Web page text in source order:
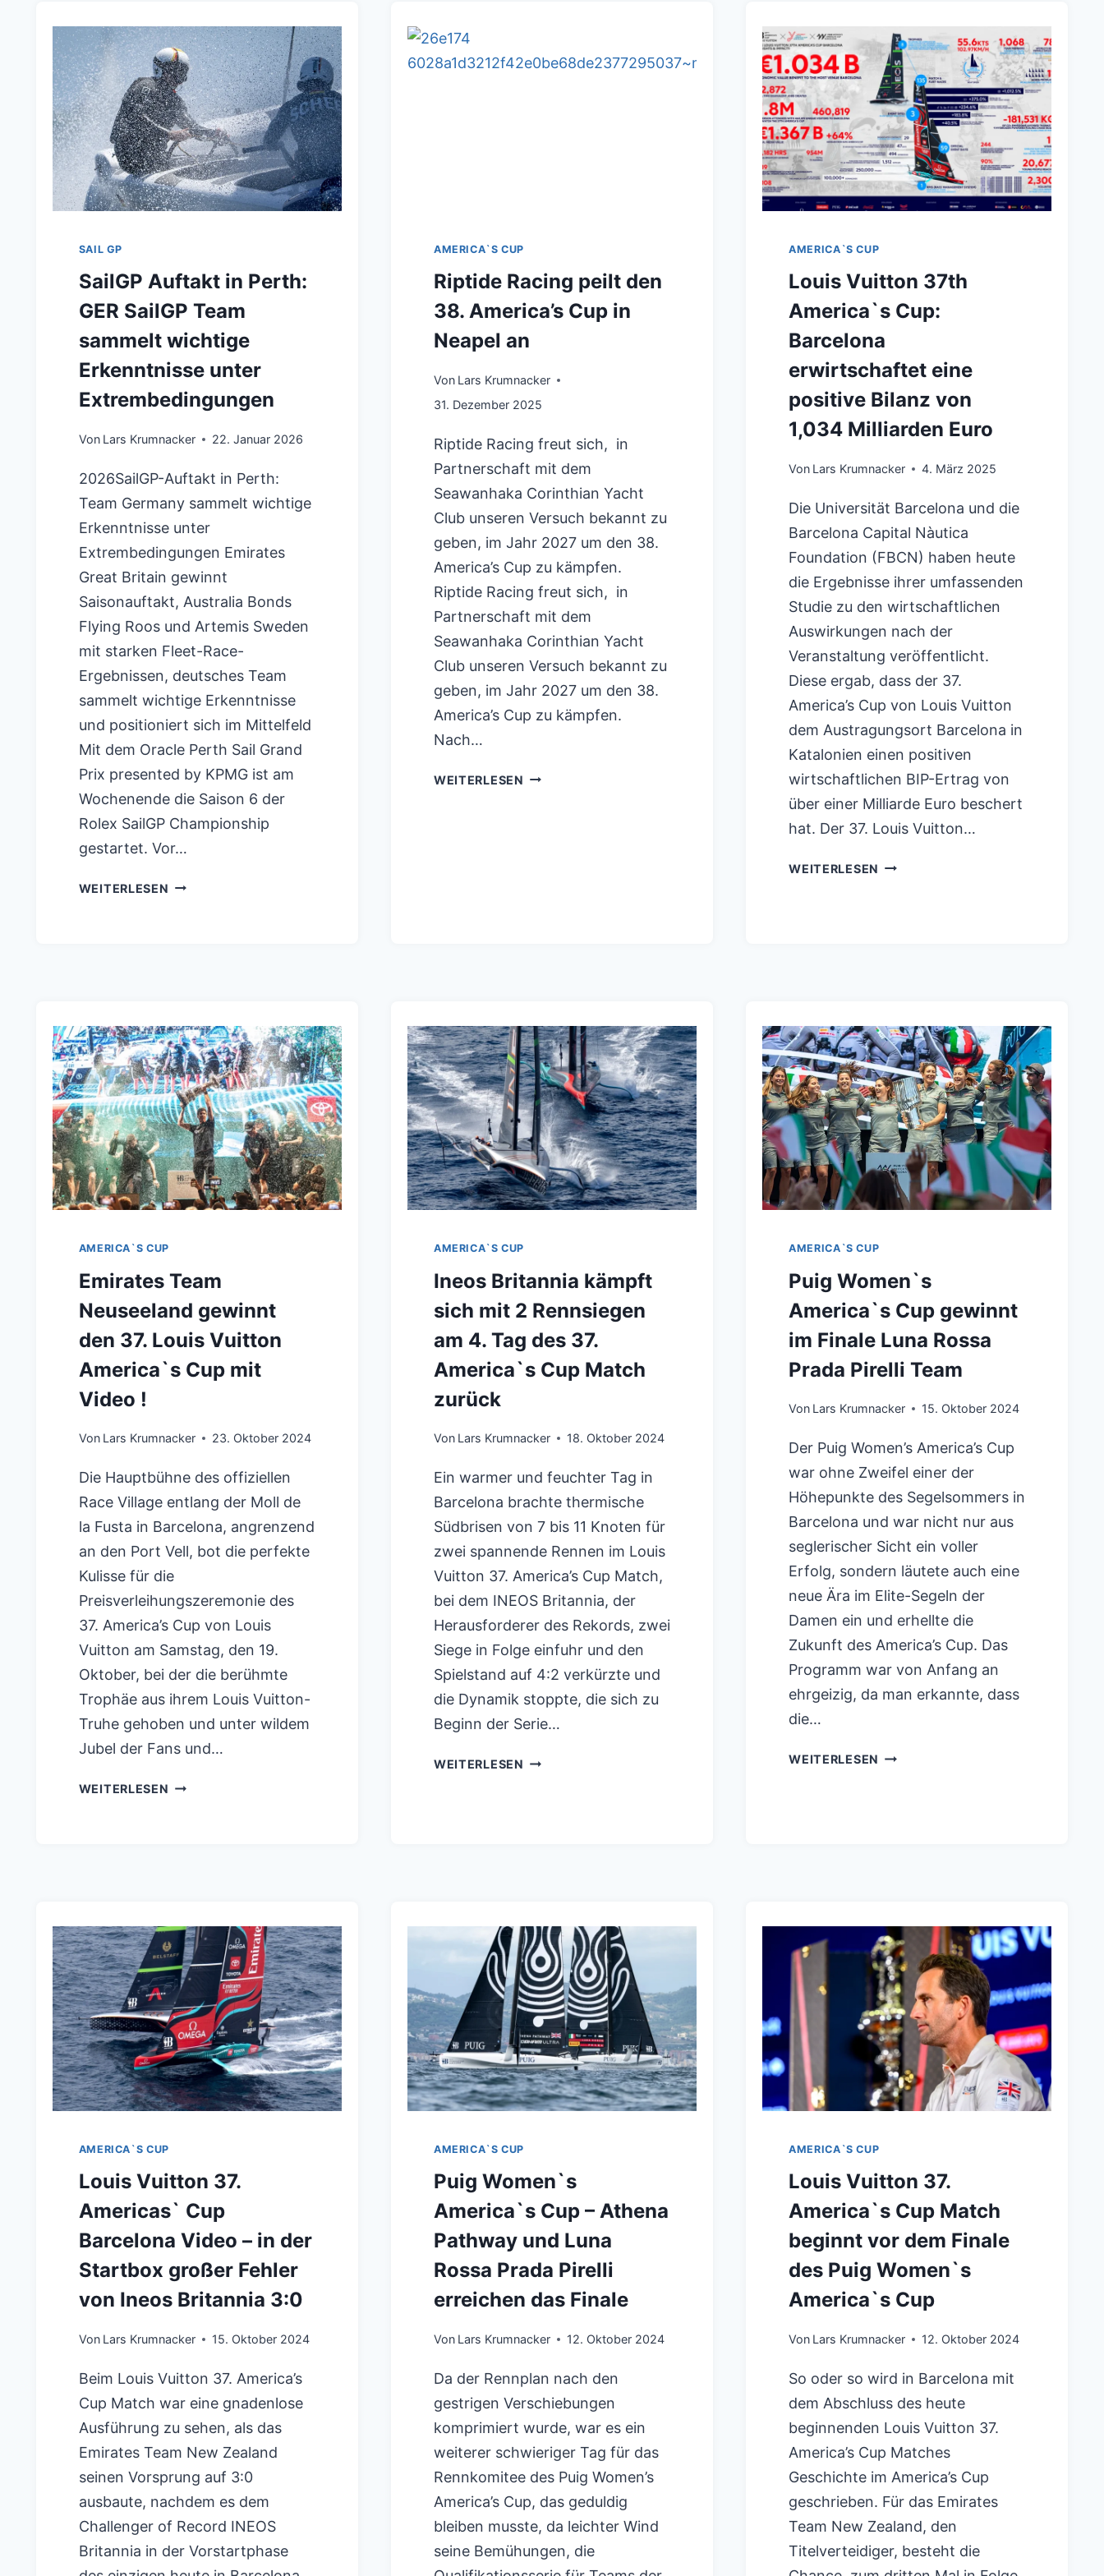
SAIL GP
SailGP Auftakt in Perth:
GER SailGP Team
sammelt wichtige
Erkenntnisse unter
Extrembedingungen
Von Lars Krumnacker 22. Januar 2026
2026SailGP-Auftakt in Perth:
Team Germany sammelt wichtige
Erkenntnisse unter
Extrembedingungen Emirates
Great Britain gewinnt
Saisonauftakt, Australia Bonds
Flying Roos und Artemis Sweden
mit starken Fleet-Race-
Ergebnissen, deutsches Team
sammelt wichtige Erkenntnisse
und positioniert sich im Mittelfeld
Mit dem Oracle Perth Sail Grand
Prix presented by KPMG ist am
Wochenende die Saison 6 der
Rolex SailGP Championship
gestartet. Vor…
WEITERLESEN SAILGP
TEAM
SAMMELT
WICHTIGE
ERKENNTNISSE
UNTER
EXTREMBEDINGUNGEN
AMERICA`S CUP
Riptide Racing peilt den
38. America’s Cup in
Neapel an
Von Lars Krumnacker
31. Dezember 2025
Riptide Racing freut sich, in
Partnerschaft mit dem
Seawanhaka Corinthian Yacht
Club unseren Versuch bekannt zu
geben, im Jahr 2027 um den 38.
America’s Cup zu kämpfen.
Riptide Racing freut sich, in
Partnerschaft mit dem
Seawanhaka Corinthian Yacht
Club unseren Versuch bekannt zu
geben, im Jahr 2027 um den 38.
America’s Cup zu kämpfen.
Nach…
WEITERLESEN RIPTIDE
AMERICA`S CUP
Louis Vuitton 37th
America`s Cup:
Barcelona
erwirtschaftet eine
positive Bilanz von
1,034 Milliarden Euro
Von Lars Krumnacker 4. März 2025
Die Universität Barcelona und die
Barcelona Capital Nàutica
Foundation (FBCN) haben heute
die Ergebnisse ihrer umfassenden
Studie zu den wirtschaftlichen
Auswirkungen nach der
Veranstaltung veröffentlicht.
Diese ergab, dass der 37.
America’s Cup von Louis Vuitton
dem Austragungsort Barcelona in
Katalonien einen positiven
wirtschaftlichen BIP-Ertrag von
über einer Milliarde Euro beschert
hat. Der 37. Louis Vuitton…
WEITERLESEN LOUIS
EINE
POSITIVE
BILANZ
VON
1,034
MILLIARDEN
EURO
AMERICA`S CUP
Emirates Team
Neuseeland gewinnt
den 37. Louis Vuitton
America`s Cup mit
Video !
Von Lars Krumnacker 23. Oktober 2024
Die Hauptbühne des offiziellen
Race Village entlang der Moll de
la Fusta in Barcelona, ​​angrenzend
an den Port Vell, bot die perfekte
Kulisse für die
Preisverleihungszeremonie des
37. America’s Cup von Louis
Vuitton am Samstag, den 19.
Oktober, bei der die berühmte
Trophäe aus ihrem Louis Vuitton-
Truhe gehoben und unter wildem
Jubel der Fans und…
WEITERLESEN EMIRATES
LOUIS
VUITTON
AMERICA`S
CUP
MIT
VIDEO
!
AMERICA`S CUP
Ineos Britannia kämpft
sich mit 2 Rennsiegen
am 4. Tag des 37.
America`s Cup Match
zurück
Von Lars Krumnacker 18. Oktober 2024
Ein warmer und feuchter Tag in
Barcelona brachte thermische
Südbrisen von 7 bis 11 Knoten für
zwei spannende Rennen im Louis
Vuitton 37. America’s Cup Match,
bei dem INEOS Britannia, der
Herausforderer des Rekords, zwei
Siege in Folge einfuhr und den
Spielstand auf 4:2 verkürzte und
die Dynamik stoppte, die sich zu
Beginn der Serie…
WEITERLESEN INEOS
AM
4.
TAG
DES
37.
AMERICA`S
CUP
MATCH
AMERICA`S CUP
Puig Women`s
America`s Cup gewinnt
im Finale Luna Rossa
Prada Pirelli Team
Von Lars Krumnacker 15. Oktober 2024
Der Puig Women’s America’s Cup
war ohne Zweifel einer der
Höhepunkte des Segelsommers in
Barcelona und war nicht nur aus
seglerischer Sicht ein voller
Erfolg, sondern läutete auch eine
neue Ära im Elite-Segeln der
Damen ein und erhellte die
Zukunft des America’s Cup. Das
Programm war von Anfang an
ehrgeizig, da man erkannte, dass
die…
WEITERLESEN PUIG
LUNA
ROSSA
PRADA
PIRELLI
TEAM
AMERICA`S CUP
Louis Vuitton 37.
Americas` Cup
Barcelona Video – in der
Startbox großer Fehler
von Ineos Britannia 3:0
Von Lars Krumnacker 15. Oktober 2024
Beim Louis Vuitton 37. America’s
Cup Match war eine gnadenlose
Ausführung zu sehen, als das
Emirates Team New Zealand
seinen Vorsprung auf 3:0
ausbaute, nachdem es dem
Challenger of Record INEOS
Britannia in der Vorstartphase
AMERICA`S CUP
Puig Women`s
America`s Cup – Athena
Pathway und Luna
Rossa Prada Pirelli
erreichen das Finale
Von Lars Krumnacker 12. Oktober 2024
Da der Rennplan nach den
gestrigen Verschiebungen
komprimiert wurde, war es ein
weiterer schwieriger Tag für das
Rennkomitee des Puig Women’s
America’s Cup, das geduldig
bleiben musste, da leichter Wind
seine Bemühungen, die
AMERICA`S CUP
Louis Vuitton 37.
America`s Cup Match
beginnt vor dem Finale
des Puig Women`s
America`s Cup
Von Lars Krumnacker 12. Oktober 2024
So oder so wird in Barcelona mit
dem Abschluss des heute
beginnenden Louis Vuitton 37.
America’s Cup Matches
Geschichte im America’s Cup
geschrieben. Für das Emirates
Team New Zealand, den
Titelverteidiger, besteht die